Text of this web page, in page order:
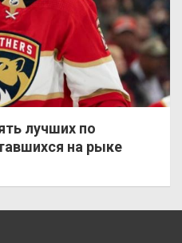
лучших по
на рыке